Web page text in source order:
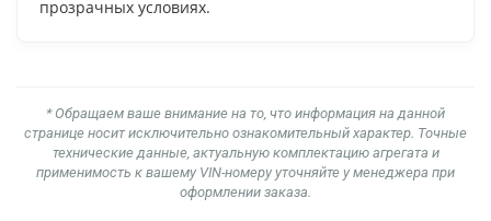
прозрачных условиях.
* Обращаем ваше внимание на то, что информация на данной
странице носит исключительно ознакомительный характер. Точные
технические данные, актуальную комплектацию агрегата и
применимость к вашему VIN-номеру уточняйте у менеджера при
оформлении заказа.